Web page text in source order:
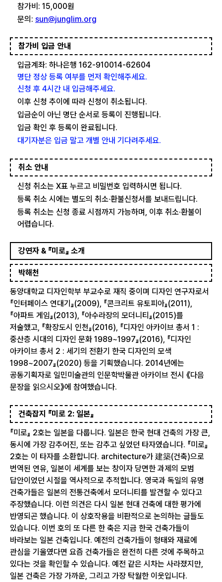
참가비: 15,000원
문의: sun@junglim.org
참가비 입금 안내
입금계좌: 하나은행 162-910014-62604
명단 정상 등록 여부를 먼저 확인해주세요.
신청 후 4시간 내 입금해주세요.
이후 신청 추이에 따라 신청이 취소됩니다.
입금순이 아닌 명단 순서로 등록이 진행됩니다.
입금 확인 후 등록이 완료됩니다.
대기자분은 입금 말고 개별 안내 기다려주세요.
취소 안내
신청 취소는 X표 누르고 비밀번호 입력하시면 됩니다.
등록 취소 시에는 별도의 취소·환불신청서를 보내드립니다.
등록 취소는 신청 종료 시점까지 가능하며, 이후 취소·환불이
어렵습니다.
강연자 & 『미로』 소개
박해천
동양대학교 디자인학부 부교수로 재직 중이며 디자인 연구자로서
『인터페이스 연대기』(2009), 『콘크리트 유토피아』(2011),
『아파트 게임』(2013), 『아수라장의 모더니티』(2015)를
저술했고, 『확장도시 인천』(2016), 『디자인 아카이브 총서 1 :
중산층 시대의 디자인 문화 1989~1997』(2016), 『디자인
아카이브 총서 2 : 세기의 전환기 한국 디자인의 모색
1998~2007』(2020) 등을 기획했습니다. 2014년에는
공동기획자로 일민미술관의 인문학박물관 아카이브 전시 《다음
문장을 읽으시오》에 참여했습니다.
건축잡지 『미로 2: 일본』
『미로』 2호는 일본을 다룹니다. 일본은 한국 현대 건축의 가장 큰,
동시에 가장 감추어진, 또는 감추고 싶었던 타자였습니다. 『미로』
2호는 이 타자를 소환합니다. architecture가 建築(건축)으로
번역된 연유, 일본이 세계를 보는 창이자 당면한 과제의 모범
답안이었던 시절을 역사적으로 추적합니다. 영국과 독일의 유명
건축가들은 일본의 전통건축에서 모더니티를 발견할 수 있다고
주장했습니다. 이런 의견은 다시 일본 현대 건축에 대한 평가에
반영되곤 했습니다. 이 상호작용을 비판적으로 논의하는 글들도
있습니다. 이번 호의 또 다른 한 축은 지금 한국 건축가들이
바라보는 일본 건축입니다. 예전의 건축가들이 형태와 재료에
관심을 기울였다면 요즘 건축가들은 완전히 다른 것에 주목하고
있다는 것을 확인할 수 있습니다. 예전 같은 시차는 사라졌지만,
일본 건축은 가장 가까운, 그리고 가장 탁월한 이웃입니다.